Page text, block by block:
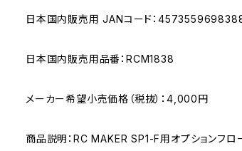
日本国内販売用 JANコード：
日本国内販売用品番：RCM1838
メーカー希望小売価格（税抜）：4,000円
商品説明：RC MAKER SP1-F用オプションフロ